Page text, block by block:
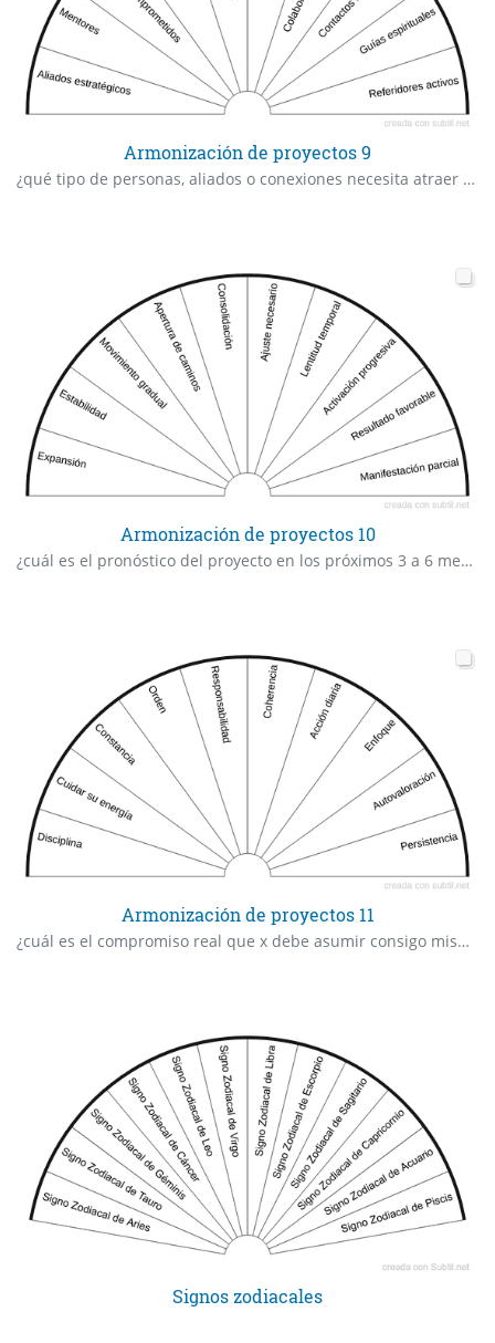
Armonización de proyectos 9
¿qué tipo de personas, aliados o conexiones necesita atraer x para acelerar resultados?
Armonización de proyectos 10
¿cuál es el pronóstico del proyecto en los próximos 3 a 6 meses si x sigue las indicaciones correctas?
Armonización de proyectos 11
¿cuál es el compromiso real que x debe asumir consigo mismo para sostener la prosperidad lograda?
Signos zodiacales